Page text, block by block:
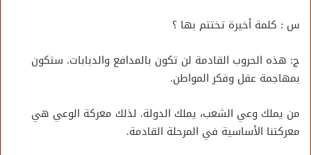
س : كلمة أخيرة تختتم بها ؟
ج: هذه الحروب القادمة لن تكون بالمدافع والدبابات. ستكون
بمهاجمة عقل وفكر المواطن.
من يملك وعي الشعب، يملك الدولة. لذلك معركة الوعي هي
معركتنا الأساسية في المرحلة القادمة.